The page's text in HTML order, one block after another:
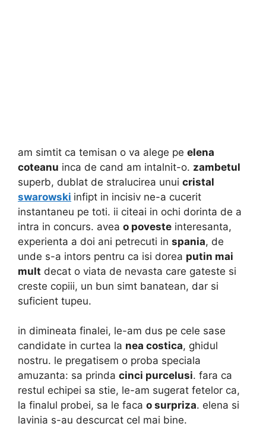
am simtit ca temisan o va alege pe elena
coteanu inca de cand am intalnit-o. zambetul
superb, dublat de stralucirea unui cristal
swarowski infipt in incisiv ne-a cucerit
instantaneu pe toti. ii citeai in ochi dorinta de a
intra in concurs. avea o poveste interesanta,
experienta a doi ani petrecuti in spania, de
unde s-a intors pentru ca isi dorea putin mai
mult decat o viata de nevasta care gateste si
creste copiii, un bun simt banatean, dar si
suficient tupeu.
in dimineata finalei, le-am dus pe cele sase
candidate in curtea la nea costica, ghidul
nostru. le pregatisem o proba speciala
amuzanta: sa prinda cinci purcelusi. fara ca
restul echipei sa stie, le-am sugerat fetelor ca,
la finalul probei, sa le faca o surpriza. elena si
lavinia s-au descurcat cel mai bine.